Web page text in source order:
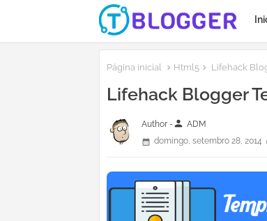
Página inicial Html5 Lifehack
Lifehack Blogger
Author -person ADM
domingo, setembro 28, 2014